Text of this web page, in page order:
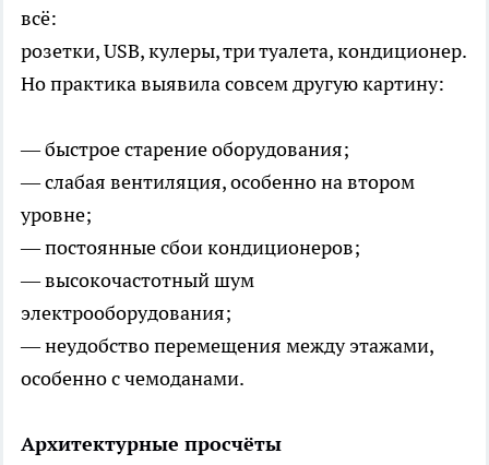
всё:
розетки, USB, кулеры, три туалета, кондиционер.
Но практика выявила совсем другую картину:
— быстрое старение оборудования;
— слабая вентиляция, особенно на втором
уровне;
— постоянные сбои кондиционеров;
— высокочастотный шум
электрооборудования;
— неудобство перемещения между этажами,
особенно с чемоданами.
Архитектурные просчёты